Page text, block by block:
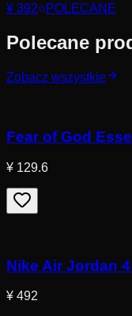
¥ 392
POLECANE
Polecane
Zobacz wszystkie
Fear of God
¥ 129.6
Nike Air Jordan
¥ 492